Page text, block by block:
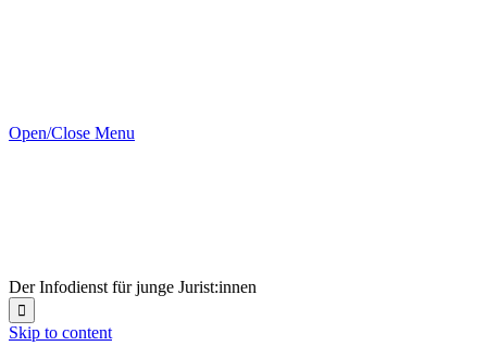
Open/Close Menu
Der Infodienst für junge Jurist:innen

Skip to content